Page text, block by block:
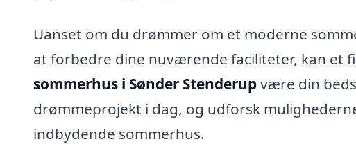
Uanset om du drømmer om et moderne
at forbedre dine nuværende faciliteter, kan et
sommerhus i Sønder Stenderupvære din
drømmeprojekt i dag, og udforsk
indbydende sommerhus.